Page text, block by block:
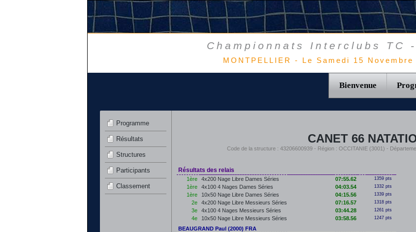
Championnats Interclubs TC
MONTPELLIER - Le Samedi 15 Novembre
Bienvenue
Programme
Résultats
Structures
Participants
Classement
CANET 66
Code de la structure : 43206600939 - Région : OCCITANIE (3001) -
Résultats des relais
1ère 4x200 Nage Libre Dames Séries 07:55.62 1359 pts
1ère 4x100 4 Nages Dames Séries 04:03.54 1332 pts
1ère 10x50 Nage Libre Dames Séries 04:15.56 1339 pts
2e 4x200 Nage Libre Messieurs Séries 07:16.57 1318 pts
3e 4x100 4 Nages Messieurs Séries 03:44.28 1261 pts
4e 10x50 Nage Libre Messieurs Séries 03:58.56 1247 pts
BEAUGRAND Paul (2000) FRA